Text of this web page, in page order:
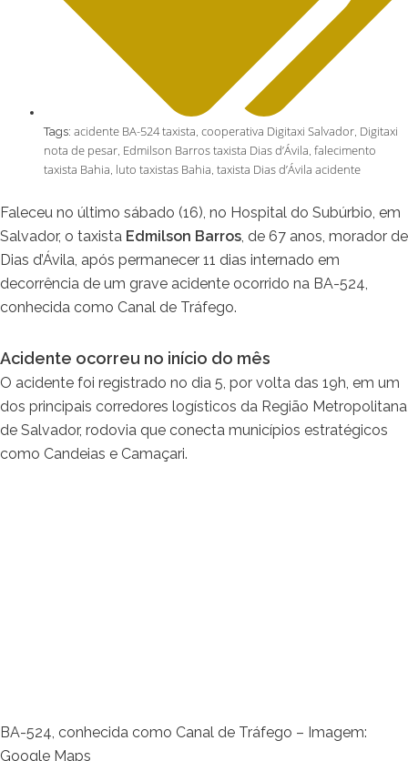
Tags: acidente BA-524 taxista, cooperativa Digitaxi Salvador, Digitaxi
nota de pesar, Edmilson Barros taxista Dias d’Ávila, falecimento
taxista Bahia, luto taxistas Bahia, taxista Dias d’Ávila acidente
Faleceu no último sábado (16), no Hospital do Subúrbio, em
Salvador, o taxista Edmilson Barros, de 67 anos, morador de
Dias d’Ávila, após permanecer 11 dias internado em
decorrência de um grave acidente ocorrido na BA-524,
conhecida como Canal de Tráfego.
Acidente ocorreu no início do mês
O acidente foi registrado no dia 5, por volta das 19h, em um
dos principais corredores logísticos da Região Metropolitana
de Salvador, rodovia que conecta municípios estratégicos
como Candeias e Camaçari.
BA-524, conhecida como Canal de Tráfego – Imagem:
Google Maps